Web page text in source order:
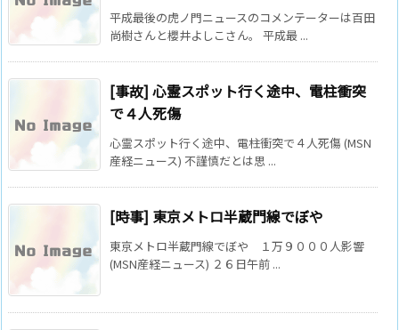
平成最後の虎ノ門ニュースのコメンテーターは百田
尚樹さんと櫻井よしこさん。 平成最 ...
[事故] 心霊スポット行く途中、電柱衝突
で４人死傷
心霊スポット行く途中、電柱衝突で４人死傷 (MSN
産経ニュース) 不謹慎だとは思 ...
[時事] 東京メトロ半蔵門線でぼや
東京メトロ半蔵門線でぼや １万９０００人影響
(MSN産経ニュース) ２６日午前 ...